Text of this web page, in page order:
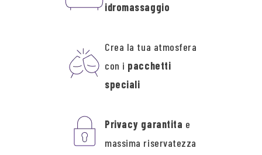
idromassaggio
Crea la tua atmosfera
con i pacchetti
speciali
Privacy garantita e
massima riservatezza